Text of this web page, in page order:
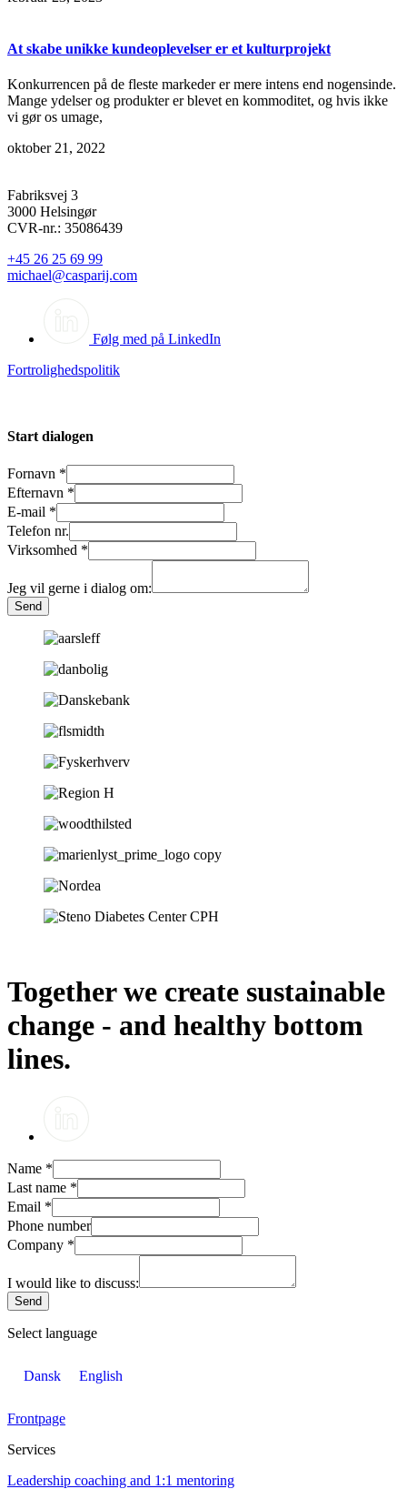
At skabe unikke kundeoplevelser er et kulturprojekt
Konkurrencen på de fleste markeder er mere intens end nogensinde.
Mange ydelser og produkter er blevet en kommoditet, og hvis ikke
vi gør os umage,
oktober 21, 2022
Fabriksvej 3
3000 Helsingør
CVR-nr.: 35086439
+45 26 25 69 99
michael@casparij.com
Følg med på LinkedIn
Fortrolighedspolitik
Start dialogen
Fornavn *
Efternavn *
E-mail *
Telefon nr.
Virksomhed *
Jeg vil gerne i dialog om:
Send
Together we create sustainable
change - and healthy bottom
lines.
Name *
Last name *
Email *
Phone number
Company *
I would like to discuss:
Send
Select language
Dansk English
Frontpage
Services
Leadership coaching and 1:1 mentoring